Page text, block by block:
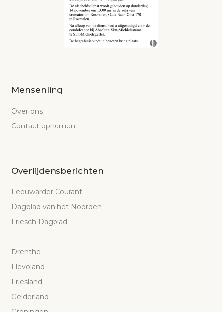
Mensenlinq
Over ons
Contact opnemen
Overlijdensberichten
Leeuwarder Courant
Dagblad van het Noorden
Friesch Dagblad
Drenthe
Flevoland
Friesland
Gelderland